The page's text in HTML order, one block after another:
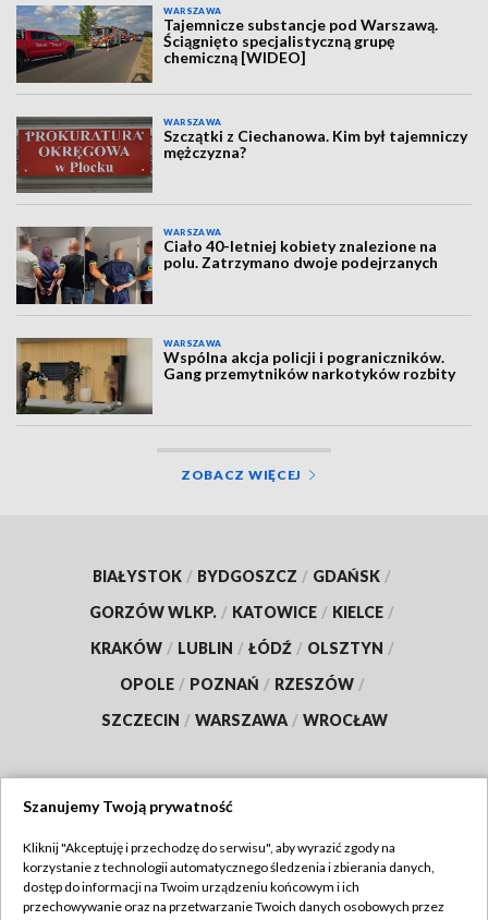
WARSZAWA
Tajemnicze substancje pod Warszawą.
Ściągnięto specjalistyczną grupę
chemiczną [WIDEO]
WARSZAWA
Szczątki z Ciechanowa. Kim był tajemniczy
mężczyzna?
WARSZAWA
Ciało 40-letniej kobiety znalezione na
polu. Zatrzymano dwoje podejrzanych
WARSZAWA
Wspólna akcja policji i pograniczników.
Gang przemytników narkotyków rozbity
ZOBACZ WIĘCEJ
BIAŁYSTOK / BYDGOSZCZ / GDAŃSK /
GORZÓW WLKP. / KATOWICE / KIELCE /
KRAKÓW / LUBLIN / ŁÓDŹ / OLSZTYN /
OPOLE / POZNAŃ / RZESZÓW /
SZCZECIN / WARSZAWA / WROCŁAW
TVP
Abonament TVP
Regulamin TVP
Szanujemy Twoją prywatność
Kliknij "Akceptuję i przechodzę do serwisu", aby wyrazić zgody na
korzystanie z technologii automatycznego śledzenia i zbierania danych,
dostęp do informacji na Twoim urządzeniu końcowym i ich
przechowywanie oraz na przetwarzanie Twoich danych osobowych przez